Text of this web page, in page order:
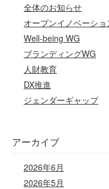
全体のお知らせ
オープンイノベーショ
Well-being WG
ブランディングWG
人財教育
DX推進
ジェンダーギャップ
アーカイブ
2026年6月
2026年5月